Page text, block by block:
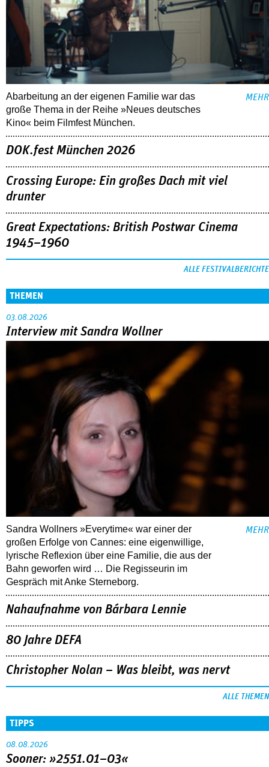
Abarbeitung an der eigenen Familie war das
große Thema in der Reihe »Neues deutsches
Kino« beim Filmfest München.
MEHR
DOK.fest München 2026
Crossing Europe: Ein großes Dach mit viel
drunter
Great Expectations: British Postwar Cinema
1945–1960
ALLE FESTIVALBERICHTE
THEMEN
03.08.2026
Interview mit Sandra Wollner
Sandra Wollners »Everytime« war einer der
großen Erfolge von Cannes: eine eigenwillige,
lyrische Reflexion über eine ­Familie, die aus der
Bahn geworfen wird … Die Regisseurin im
Gespräch mit Anke Sterneborg.
MEHR
Nahaufnahme von Bárbara Lennie
80 Jahre DEFA
Christopher Nolan – Was bleibt, was nervt
ALLE THEMEN
TIPPS
08.08.2026
Sooner: »2551.01–03«